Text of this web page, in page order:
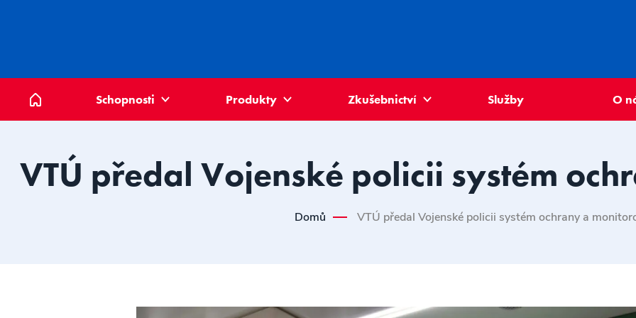
Schopnosti
Produkty Zkušebnictví Služby O
VTÚ předal Vojenské policii systém
Domů VTÚ předal Vojenské policii systém ochrany a